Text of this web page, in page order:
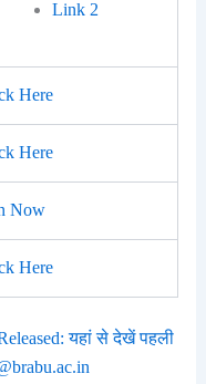
Link 2
Here
Here
Now
Here
यहां से देखें पहली